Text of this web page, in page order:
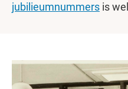
jubilieumnummers is